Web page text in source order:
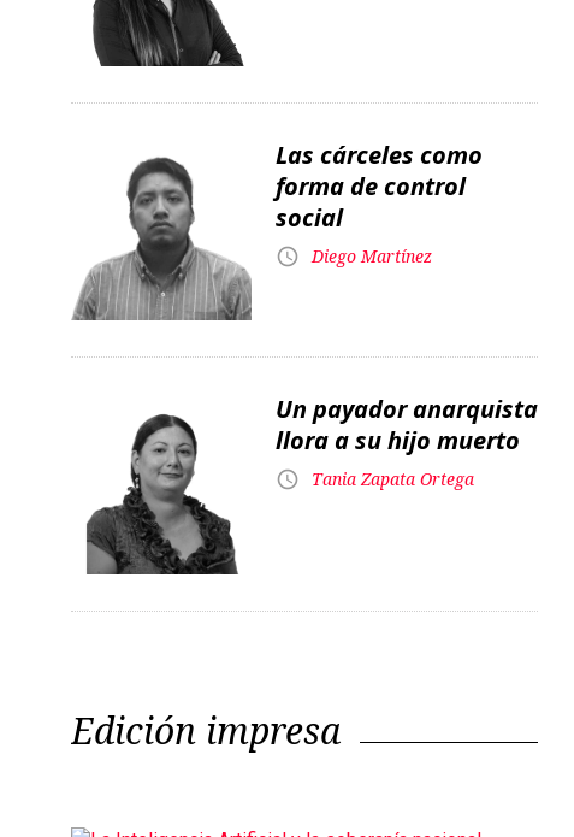
Las cárceles como
forma de control
social
Diego Martínez
Un payador anarquista
llora a su hijo muerto
Tania Zapata Ortega
Edición impresa